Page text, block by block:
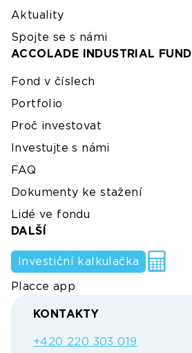
Aktuality
Spojte se s námi
ACCOLADE INDUSTRIAL FUND
Fond v číslech
Portfolio
Proč investovat
Investujte s námi
FAQ
Dokumenty ke stažení
Lidé ve fondu
DALŠÍ
Investiční kalkulačka
Placce app
KONTAKTY
+420 220 303 019